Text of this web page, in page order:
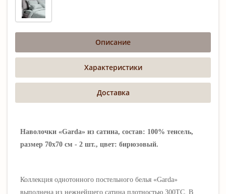
Описание
Характеристики
Доставка
Наволочки «Garda» из сатина, состав: 100% тенсель,
размер 70х70 см - 2 шт., цвет: бирюзовый.
Коллекция однотонного постельного белья «Garda»
выполнена из нежнейшего сатина плотностью 300ТС. В